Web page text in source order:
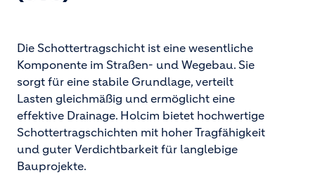
Die Schottertragschicht ist eine wesentliche
Komponente im Straßen- und Wegebau. Sie
sorgt für eine stabile Grundlage, verteilt
Lasten gleichmäßig und ermöglicht eine
effektive Drainage. Holcim bietet hochwertige
Schottertragschichten mit hoher Tragfähigkeit
und guter Verdichtbarkeit für langlebige
Bauprojekte.